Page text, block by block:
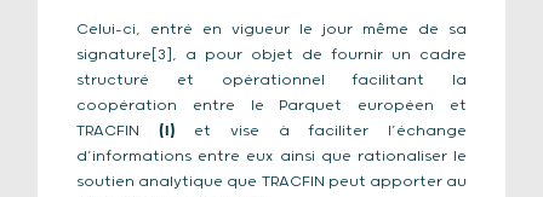
Celui-ci, entré en vigueur le jour même de sa
signature[3], a pour objet de fournir un cadre
structuré et opérationnel facilitant la
coopération entre le Parquet européen et
TRACFIN (I) et vise à faciliter l’échange
d’informations entre eux ainsi que rationaliser le
soutien analytique que TRACFIN peut apporter au